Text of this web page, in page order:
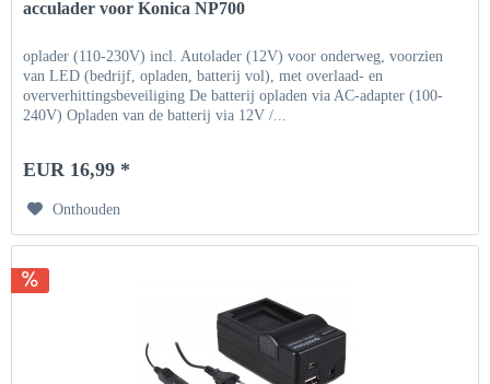
acculader voor Konica NP700
oplader (110-230V) incl. Autolader (12V) voor onderweg, voorzien
van LED (bedrijf, opladen, batterij vol), met overlaad- en
oververhittingsbeveiliging De batterij opladen via AC-adapter (100-
240V) Opladen van de batterij via 12V /...
EUR 16,99 *
Onthouden